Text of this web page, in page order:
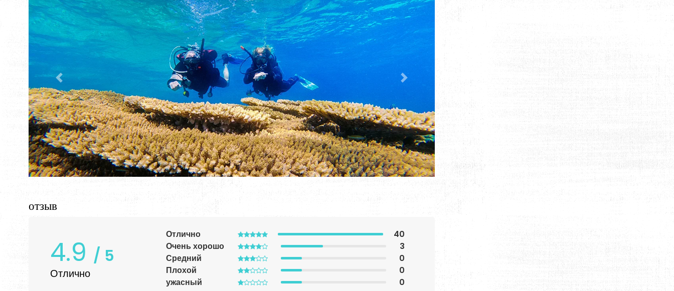
Previous Next
отзыв
4.9 / 5
Отлично
Отлично
40
Очень хорошо
3
Средний
0
Плохой
0
ужасный
0